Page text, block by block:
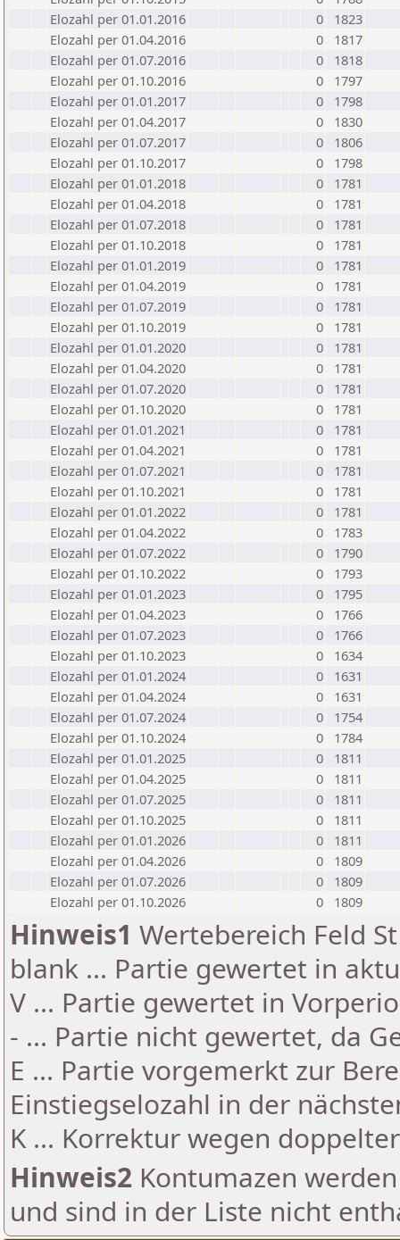
Elozahl per 01.01.2016
0
1823
Elozahl per 01.04.2016
0
1817
Elozahl per 01.07.2016
0
1818
Elozahl per 01.10.2016
0
1797
Elozahl per 01.01.2017
0
1798
Elozahl per 01.04.2017
0
1830
Elozahl per 01.07.2017
0
1806
Elozahl per 01.10.2017
0
1798
Elozahl per 01.01.2018
0
1781
Elozahl per 01.04.2018
0
1781
Elozahl per 01.07.2018
0
1781
Elozahl per 01.10.2018
0
1781
Elozahl per 01.01.2019
0
1781
Elozahl per 01.04.2019
0
1781
Elozahl per 01.07.2019
0
1781
Elozahl per 01.10.2019
0
1781
Elozahl per 01.01.2020
0
1781
Elozahl per 01.04.2020
0
1781
Elozahl per 01.07.2020
0
1781
Elozahl per 01.10.2020
0
1781
Elozahl per 01.01.2021
0
1781
Elozahl per 01.04.2021
0
1781
Elozahl per 01.07.2021
0
1781
Elozahl per 01.10.2021
0
1781
Elozahl per 01.01.2022
0
1781
Elozahl per 01.04.2022
0
1783
Elozahl per 01.07.2022
0
1790
Elozahl per 01.10.2022
0
1793
Elozahl per 01.01.2023
0
1795
Elozahl per 01.04.2023
0
1766
Elozahl per 01.07.2023
0
1766
Elozahl per 01.10.2023
0
1634
Elozahl per 01.01.2024
0
1631
Elozahl per 01.04.2024
0
1631
Elozahl per 01.07.2024
0
1754
Elozahl per 01.10.2024
0
1784
Elozahl per 01.01.2025
0
1811
Elozahl per 01.04.2025
0
1811
Elozahl per 01.07.2025
0
1811
Elozahl per 01.10.2025
0
1811
Elozahl per 01.01.2026
0
1811
Elozahl per 01.04.2026
0
1809
Elozahl per 01.07.2026
0
1809
Elozahl per 01.10.2026
0 1809
Hinweis1 Wertebereich Feld
blank ... Partie gewertet in
V ... Partie gewertet in
- ... Partie nicht gewertet, da
E ... Partie vorgemerkt zur
Einstiegselozahl in der
K ... Korrektur wegen
Hinweis2 Kontumazen
und sind in der Liste nicht